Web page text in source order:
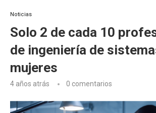
Noticias
Solo 2 de cada 10
de ingeniería de
mujeres
4 años atrás 0 comentarios